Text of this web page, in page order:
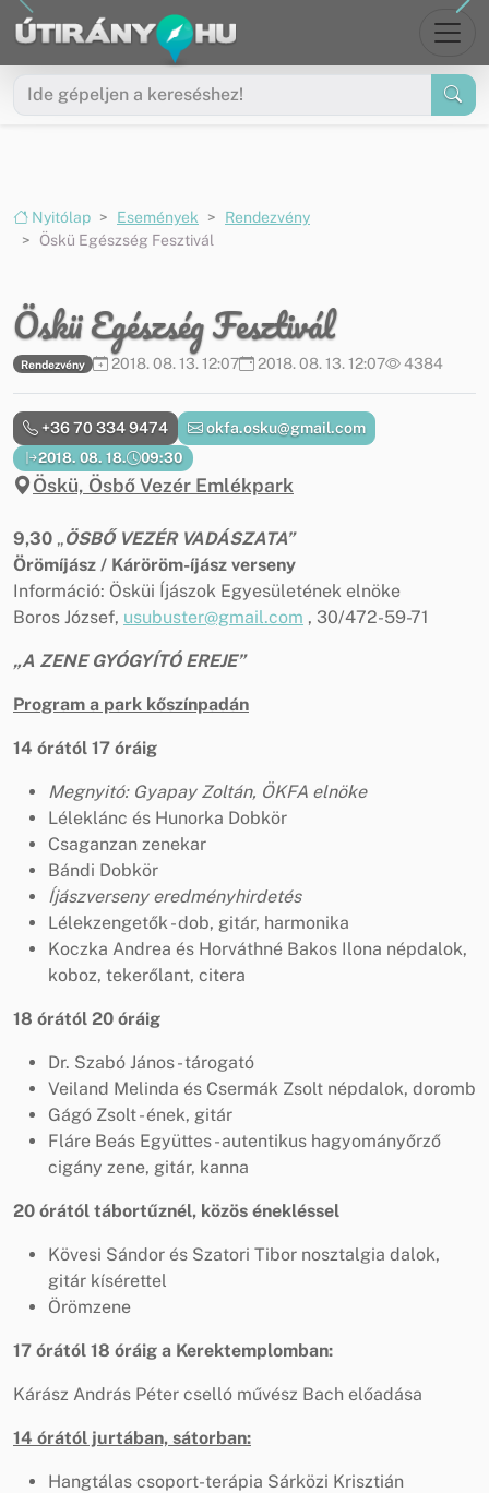
Ugrás a menüre
Ugrás a tartalomra
Nyitólap Események
Rendezvény
Öskü Egészség Fesztivál
Öskü Egészség Fesztivál
Rendezvény 2018. 08. 13. 12:07 2018. 08. 13. 12:07 4384
2018. 08. 18. 09:30
Öskü, Ösbő Vezér Emlékpark
+36 70 334 9474 okfa.osku@gmail.com
9,30 „ÖSBŐ VEZÉR VADÁSZATA”
Örömíjász / Káröröm-íjász verseny
Információ: Ösküi Íjászok Egyesületének elnöke
Boros József, usubuster@gmail.com , 30/472-59-71
„A ZENE GYÓGYÍTÓ EREJE”
Program a park kőszínpadán
14 órától 17 óráig
Megnyitó: Gyapay Zoltán, ÖKFA elnöke
Léleklánc és Hunorka Dobkör
Csaganzan zenekar
Bándi Dobkör
Íjászverseny eredményhirdetés
Lélekzengetők - dob, gitár, harmonika
Koczka Andrea és Horváthné Bakos Ilona népdalok,
koboz, tekerőlant, citera
18 órától 20 óráig
Dr. Szabó János - tárogató
Veiland Melinda és Csermák Zsolt népdalok, doromb
Gágó Zsolt - ének, gitár
Fláre Beás Együttes - autentikus hagyományőrző
cigány zene, gitár, kanna
20 órától tábortűznél, közös énekléssel
Kövesi Sándor és Szatori Tibor nosztalgia dalok,
gitár kísérettel
Örömzene
17 órától 18 óráig a Kerektemplomban:
Kárász András Péter cselló művész Bach előadása
14 órától jurtában, sátorban:
Hangtálas csoport-terápia Sárközi Krisztián